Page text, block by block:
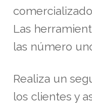
Las
las número
Realiza un
los clientes y